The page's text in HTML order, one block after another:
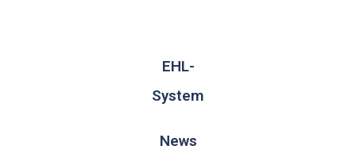
EHL-
System
News